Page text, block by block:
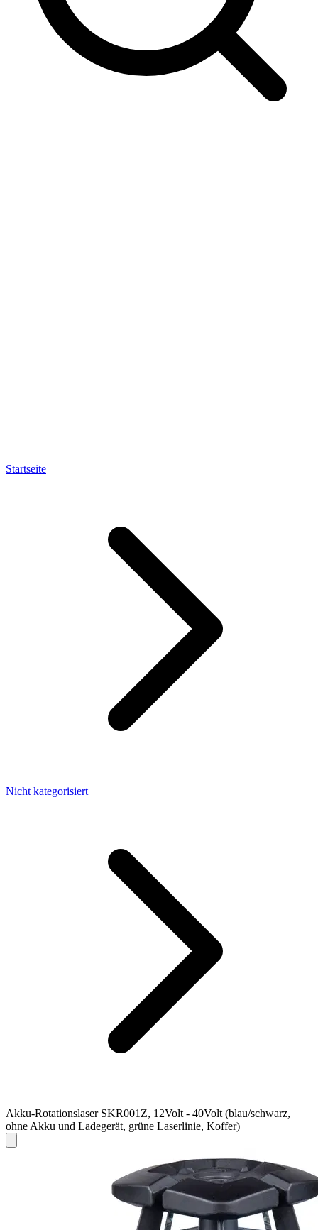
Startseite
Nicht kategorisiert
Akku-Rotationslaser SKR001Z, 12Volt - 40Volt (blau/schwarz,
ohne Akku und Ladegerät, grüne Laserlinie, Koffer)